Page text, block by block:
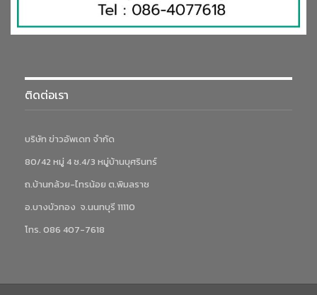
ติดต่อเรา
บริษัท ข่าวอัพเดท จำกัด
80/42 หมู่ 4 ซ.4/3 หมู่บ้านบุศรินทร์
ถ.บ้านกล้วย-ไทรน้อย ต.พิมลราช
อ.บางบัวทอง จ.นนทบุรี 11110
โทร. 086 407-7618